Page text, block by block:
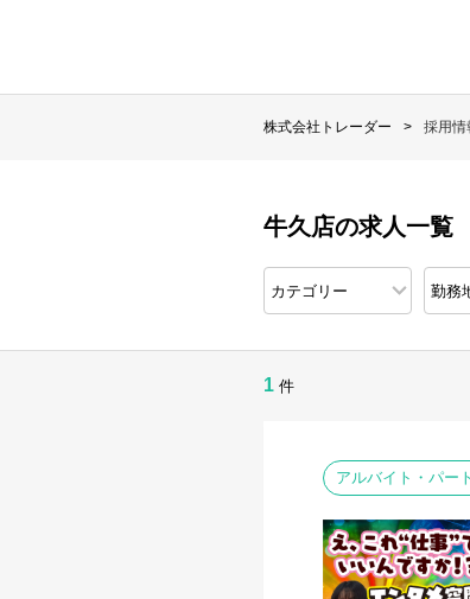
株式会社トレーダー 採用情
牛久店の求人一覧
1 件
アルバイト・パート